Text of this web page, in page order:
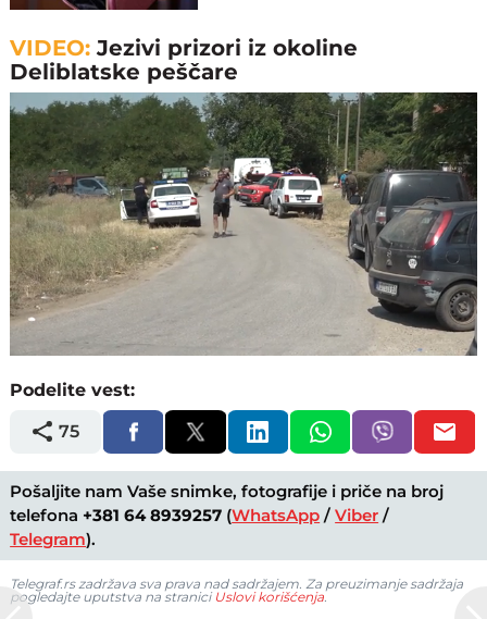
VIDEO:Jezivi prizori iz okoline
Deliblatske peščare
Unmute
100.00%
Podelite vest:
75
Pošaljite nam Vaše snimke, fotografije i priče na broj
telefona +381 64 8939257 (WhatsApp /Viber /
Telegram).
Telegraf.rs zadržava sva prava nad sadržajem. Za preuzimanje sadržaja
pogledajte uputstva na stranici Uslovi korišćenja.